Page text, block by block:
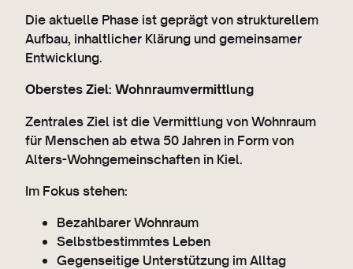
Die aktuelle Phase ist geprägt von strukturellem
Aufbau, inhaltlicher Klärung und gemeinsamer
Entwicklung.
Oberstes Ziel: Wohnraumvermittlung
Zentrales Ziel ist die Vermittlung von Wohnraum
für Menschen ab etwa 50 Jahren in Form von
Alters-Wohngemeinschaften in Kiel.
Im Fokus stehen:
Bezahlbarer Wohnraum
Selbstbestimmtes Leben
Gegenseitige Unterstützung im Alltag